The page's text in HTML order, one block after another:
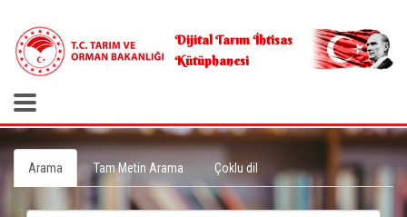
Dijital Tarım İhtisas
Kütüphanesi
Arama Tam Metin Arama Çoklu dil